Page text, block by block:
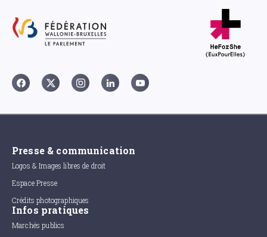
Presse & communication
Logos & Images libres de droit
Espace Presse
Crédits photographiques
Infos pratiques
Marchés publics